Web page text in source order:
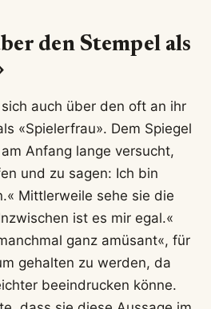
den Stempel als
auch über den oft an ihr
«Spielerfrau». Dem Spiegel
Anfang lange versucht,
und zu sagen: Ich bin
Mittlerweile sehe sie die
ist es mir egal.«
ganz amüsant«, für
gehalten zu werden, da
beeindrucken könne.